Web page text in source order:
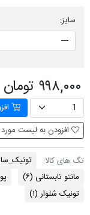
سایز:
۹۹۸,۰۰۰ تومان
افزودن به لیست مورد
تگ های کالا:
مانتو تابستانی (۶)
تونیک شلوار (۱)